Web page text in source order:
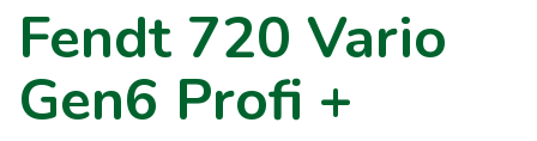
Fendt 720 Vario
Gen6 Profi +